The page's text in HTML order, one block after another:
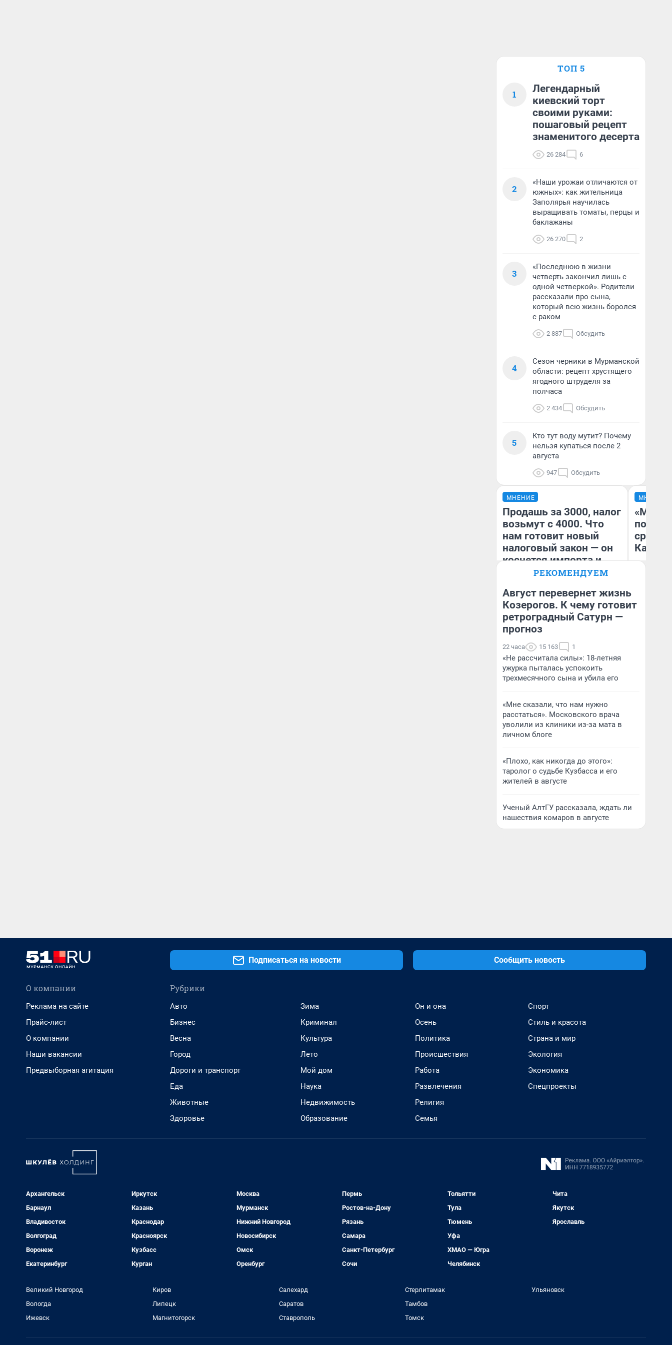
ТОП 5
1
Легендарный
киевский торт
своими руками:
пошаговый рецепт
знаменитого десерта
26 284 6
2
«Наши урожаи отличаются от
южных»: как жительница
Заполярья научилась
выращивать томаты, перцы и
баклажаны
26 270 2
3
«Последнюю в жизни
четверть закончил лишь с
одной четверкой». Родители
рассказали про сына,
который всю жизнь боролся
с раком
2 887 Обсудить
4
Сезон черники в Мурманской
области: рецепт хрустящего
ягодного штруделя за
полчаса
2 434 Обсудить
5
Кто тут воду мутит? Почему
нельзя купаться после 2
августа
947 Обсудить
МНЕНИЕ
Продашь за 3000, налог
возьмут с 4000. Что
нам готовит новый
налоговый закон — он
коснется импорта и
даже репетиторов
Анастасия Завгородняя
МНЕНИЕ
РЕКОМЕНДУЕМ
Август перевернет жизнь
Козерогов. К чему готовит
ретроградный Сатурн —
прогноз
22 часа 15 163 1
«Не рассчитала силы»: 18-летняя
ужурка пыталась успокоить
трехмесячного сына и убила его
«Мне сказали, что нам нужно
расстаться». Московского врача
уволили из клиники из-за мата в
личном блоге
«Плохо, как никогда до этого»:
таролог о судьбе Кузбасса и его
жителей в августе
Ученый АлтГУ рассказала, ждать ли
нашествия комаров в августе
Подписаться на новости Сообщить новость
О компании
Реклама на сайте
Прайс-лист
О компании
Наши вакансии
Предвыборная агитация
Рубрики
Авто
Бизнес
Весна
Город
Дороги и транспорт
Еда
Животные
Здоровье
Зима
Криминал
Культура
Лето
Мой дом
Наука
Недвижимость
Образование
Он и она
Осень
Политика
Происшествия
Работа
Развлечения
Религия
Семья
Спорт
Стиль и красота
Страна и мир
Экология
Экономика
Спецпроекты
Архангельск
Барнаул
Владивосток
Волгоград
Воронеж
Екатеринбург
Иркутск
Казань
Краснодар
Красноярск
Кузбасс
Курган
Москва
Мурманск
Нижний Новгород
Новосибирск
Омск
Оренбург
Пермь
Ростов-на-Дону
Рязань
Самара
Санкт-Петербург
Сочи
Тольятти
Тула
Тюмень
Уфа
ХМАО — Югра
Челябинск
Чита
Якутск
Ярославль
Великий Новгород
Вологда
Ижевск
Киров
Липецк
Магнитогорск
Салехард
Саратов
Ставрополь
Стерлитамак
Тамбов
Томск
Ульяновск